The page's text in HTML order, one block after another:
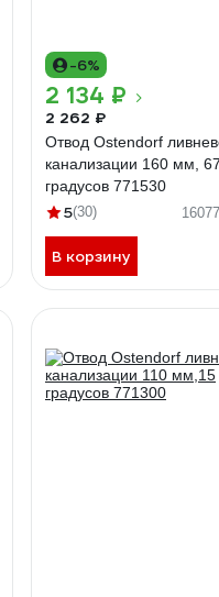
-6%
2 134 ₽
2 262 ₽
Отвод Ostendorf
канализации 160 мм, 67
градусов 771530
5(30)
В корзину